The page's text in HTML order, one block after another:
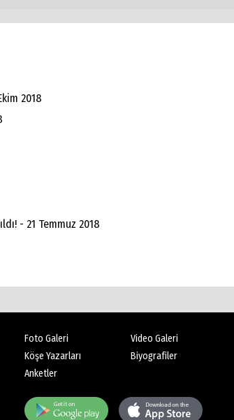
2018
- 21 Temmuz 2018
Foto Galeri
Video Galeri
Köşe Yazarları
Biyografiler
Anketler